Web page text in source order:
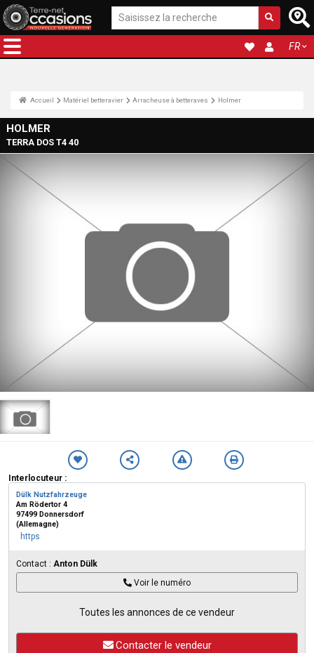
FR
Accueil Matériel betteravier Arracheuse à betteraves Holmer
HOLMER
TERRA DOS T4 40
Interlocuteur :
Dülk Nutzfahrzeuge
Am Rödertor 4
97499 Donnersdorf
(Allemagne)
https
Contact : Anton Dülk
Voir le numéro
Toutes les annonces de ce vendeur
Contacter le vendeur